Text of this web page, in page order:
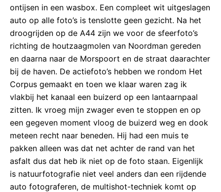
ontijsen in een wasbox. Een compleet wit uitgeslagen
auto op alle foto’s is tenslotte geen gezicht. Na het
droogrijden op de A44 zijn we voor de sfeerfoto’s
richting de houtzaagmolen van Noordman gereden
en daarna naar de Morspoort en de straat daarachter
bij de haven. De actiefoto’s hebben we rondom Het
Corpus gemaakt en toen we klaar waren zag ik
vlakbij het kanaal een buizerd op een lantaarnpaal
zitten. Ik vroeg mijn zwager even te stoppen en op
een gegeven moment vloog de buizerd weg en dook
meteen recht naar beneden. Hij had een muis te
pakken alleen was dat net achter de rand van het
asfalt dus dat heb ik niet op de foto staan. Eigenlijk
is natuurfotografie niet veel anders dan een rijdende
auto fotograferen, de multishot-techniek komt op